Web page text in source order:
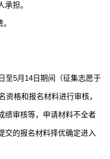
担。
日至5月 14日期间（征集志愿于
资格和报名材料进行审核，
绩审核等，申请材料不全者
交的报名材料择优确定进入